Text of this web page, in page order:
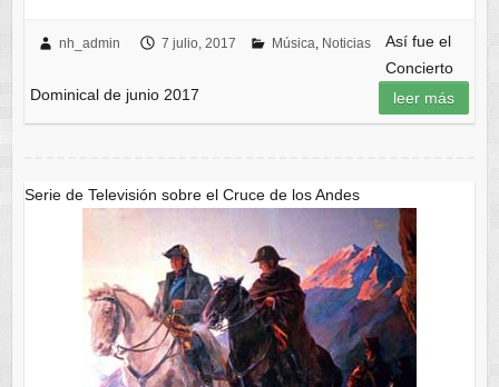
nh_admin 7 julio, 2017 Música, Noticias
Así fue el
Concierto
Dominical de junio 2017
leer más
Serie de Televisión sobre el Cruce de los Andes